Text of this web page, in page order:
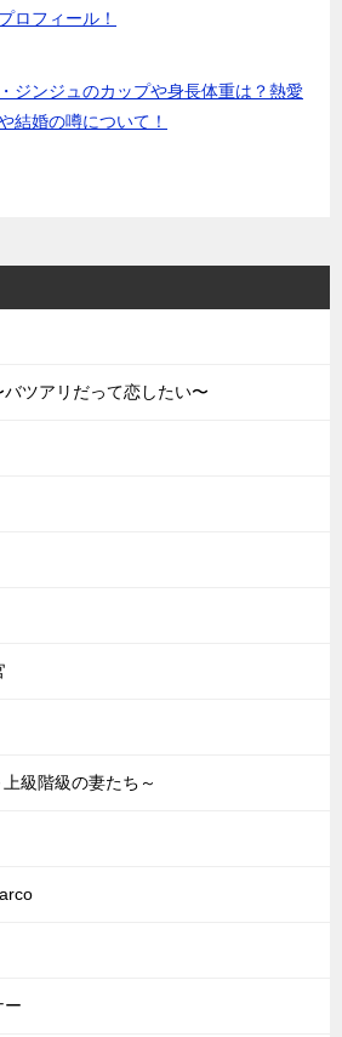
ロフィール！
ジンジュのカップや身長体重は？熱愛
結婚の噂について！
バツアリだって恋したい〜
級階級の妻たち～
ー